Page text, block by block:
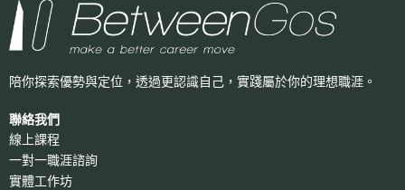
陪你探索優勢與定位，透過更認識自己， 實踐屬於你的理想職涯。
聯絡我們
線上課程
一對一職涯諮詢
實體工作坊